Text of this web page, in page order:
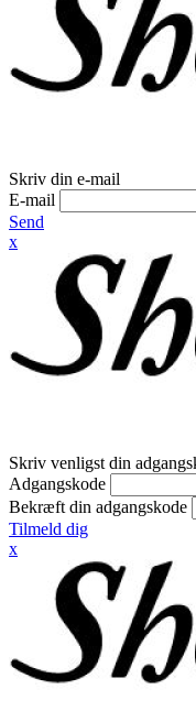
Skriv din e-mail
E-mail
Send
x
Skriv venligst din
Adgangskode
Bekræft din adgangskode
Tilmeld dig
x